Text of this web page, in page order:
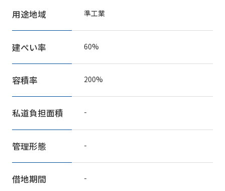
用途地域 準工業
建ぺい率 60%
容積率 200%
私道負担面積 -
管理形態 -
借地期間 -